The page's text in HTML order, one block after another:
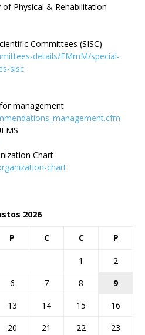
of Physical & Rehabilitation
Committees (SISC)
details/FMmM/special-
sisc
management
Chart
chart
2026
P C C P
1
2
6 7 8
9
13 14 15
16
20 21 22
23